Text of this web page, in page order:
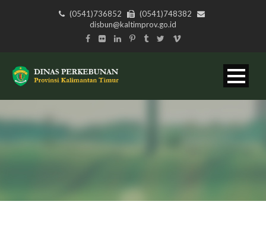
(0541)736852
(0541)748382
disbun@kaltimprov.go.id